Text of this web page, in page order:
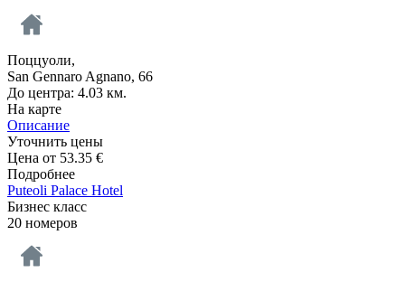
Поццуоли,
San Gennaro Agnano, 66
До центра: 4.03 км.
На карте
Описание
Уточнить цены
Цена от 53.35 €
Подробнее
Puteoli Palace Hotel
Бизнес класс
20 номеров